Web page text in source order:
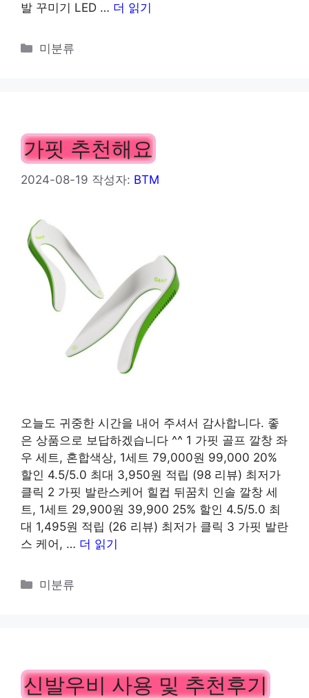
발 꾸미기 LED … 더 읽기
카
미분류
가핏 추천해요
2024-08-19 작성자: BTM
오늘도 귀중한 시간을 내어 주셔서 감사합니다. 좋
은 상품으로 보답하겠습니다 ^^ 1 가핏 골프 깔창 좌
우 세트, 혼합색상, 1세트 79,000원 99,000 20%
할인 4.5/5.0 최대 3,950원 적립 (98 리뷰) 최저가
클릭 2 가핏 발란스케어 힐컵 뒤꿈치 인솔 깔창 세
트, 1세트 29,900원 39,900 25% 할인 4.5/5.0 최
대 1,495원 적립 (26 리뷰) 최저가 클릭 3 가핏 발란
스 케어, … 더 읽기
카
미분류
신발우비 사용 및 추천후기